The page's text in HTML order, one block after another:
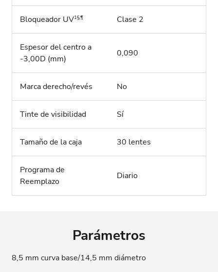
Bloqueador UV1§,¶ Clase 2
Espesor del centro a
-3,00D (mm)
0,090
Marca derecho/revés No
Tinte de visibilidad Sí
Tamaño de la caja 30 lentes
Programa de
Reemplazo
Diario
Parámetros
8,5 mm curva base/14,5 mm diámetro